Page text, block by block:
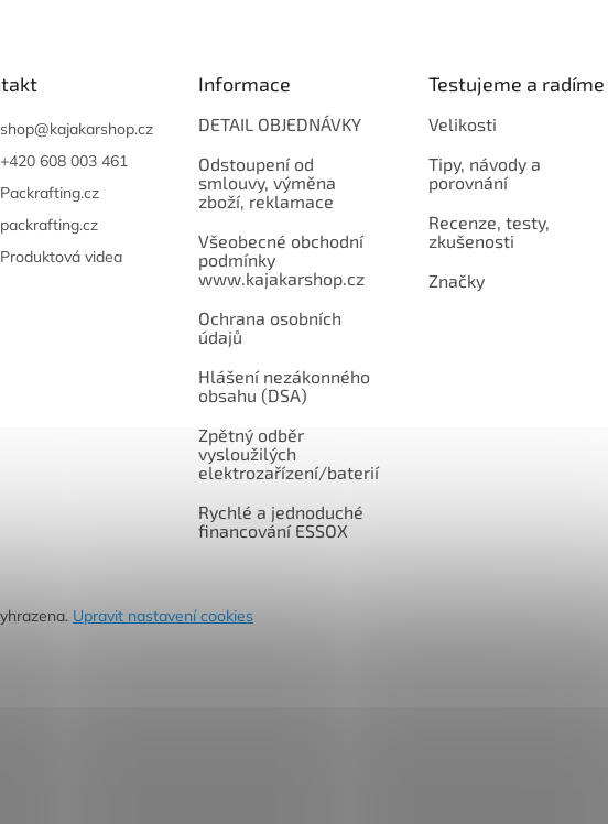
shop@kajakarshop.cz
+420 608 003 461
Packrafting.cz
packrafting.cz
Produktová videa
Informace
DETAIL OBJEDNÁVKY
Odstoupení od
smlouvy, výměna
zboží, reklamace
Všeobecné obchodní
podmínky
www.kajakarshop.cz
Ochrana osobních
údajů
Hlášení nezákonného
obsahu (DSA)
Zpětný odběr
vysloužilých
elektrozařízení/baterií
Rychlé a jednoduché
financování ESSOX
Testujeme a radíme
Velikosti
Tipy, návody a
porovnání
Recenze, testy,
zkušenosti
Značky
Upravit nastavení cookies